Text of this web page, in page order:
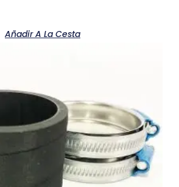
Añadir A La Cesta